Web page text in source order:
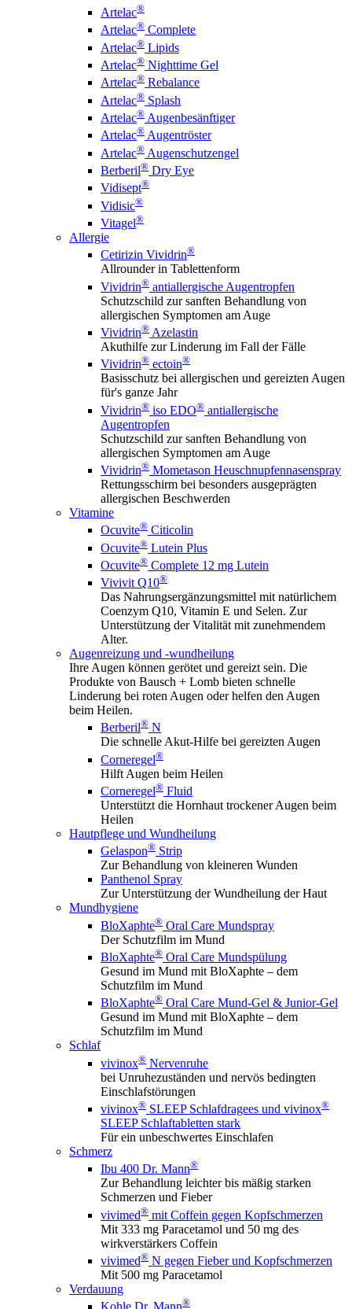
Artelac®
Artelac® Complete
Artelac® Lipids
Artelac® Nighttime Gel
Artelac® Rebalance
Artelac® Splash
Artelac® Augenbesänftiger
Artelac® Augentröster
Artelac® Augenschutzengel
Berberil® Dry Eye
Vidisept®
Vidisic®
Vitagel®
Allergie
Cetirizin Vividrin®
Allrounder in Tablettenform
Vividrin® antiallergische Augentropfen
Schutzschild zur sanften Behandlung von
allergischen Symptomen am Auge
Vividrin® Azelastin
Akuthilfe zur Linderung im Fall der Fälle
Vividrin® ectoin®
Basisschutz bei allergischen und gereizten Augen
für's ganze Jahr
Vividrin® iso EDO® antiallergische
Augentropfen
Schutzschild zur sanften Behandlung von
allergischen Symptomen am Auge
Vividrin® Mometason Heuschnupfennasenspray
Rettungsschirm bei besonders ausgeprägten
allergischen Beschwerden
Vitamine
Ocuvite® Citicolin
Ocuvite® Lutein Plus
Ocuvite® Complete 12 mg Lutein
Vivivit Q10®
Das Nahrungsergänzungsmittel mit natürlichem
Coenzym Q10, Vitamin E und Selen. Zur
Unterstützung der Vitalität mit zunehmendem
Alter.
Augenreizung und -wundheilung
Ihre Augen können gerötet und gereizt sein. Die
Produkte von Bausch + Lomb bieten schnelle
Linderung bei roten Augen oder helfen den Augen
beim Heilen.
Berberil® N
Die schnelle Akut-Hilfe bei gereizten Augen
Corneregel®
Hilft Augen beim Heilen
Corneregel® Fluid
Unterstützt die Hornhaut trockener Augen beim
Heilen
Hautpflege und Wundheilung
Gelaspon® Strip
Zur Behandlung von kleineren Wunden
Panthenol Spray
Zur Unterstützung der Wundheilung der Haut
Mundhygiene
BloXaphte® Oral Care Mundspray
Der Schutzfilm im Mund
BloXaphte® Oral Care Mundspülung
Gesund im Mund mit BloXaphte – dem
Schutzfilm im Mund
BloXaphte® Oral Care Mund-Gel & Junior-Gel
Gesund im Mund mit BloXaphte – dem
Schutzfilm im Mund
Schlaf
vivinox® Nervenruhe
bei Unruhezuständen und nervös bedingten
Einschlafstörungen
vivinox® SLEEP Schlafdragees und vivinox®
SLEEP Schlaftabletten stark
Für ein unbeschwertes Einschlafen
Schmerz
Ibu 400 Dr. Mann®
Zur Behandlung leichter bis mäßig starken
Schmerzen und Fieber
vivimed® mit Coffein gegen Kopfschmerzen
Mit 333 mg Paracetamol und 50 mg des
wirkverstärkers Coffein
vivimed® N gegen Fieber und Kopfschmerzen
Mit 500 mg Paracetamol
Verdauung
®